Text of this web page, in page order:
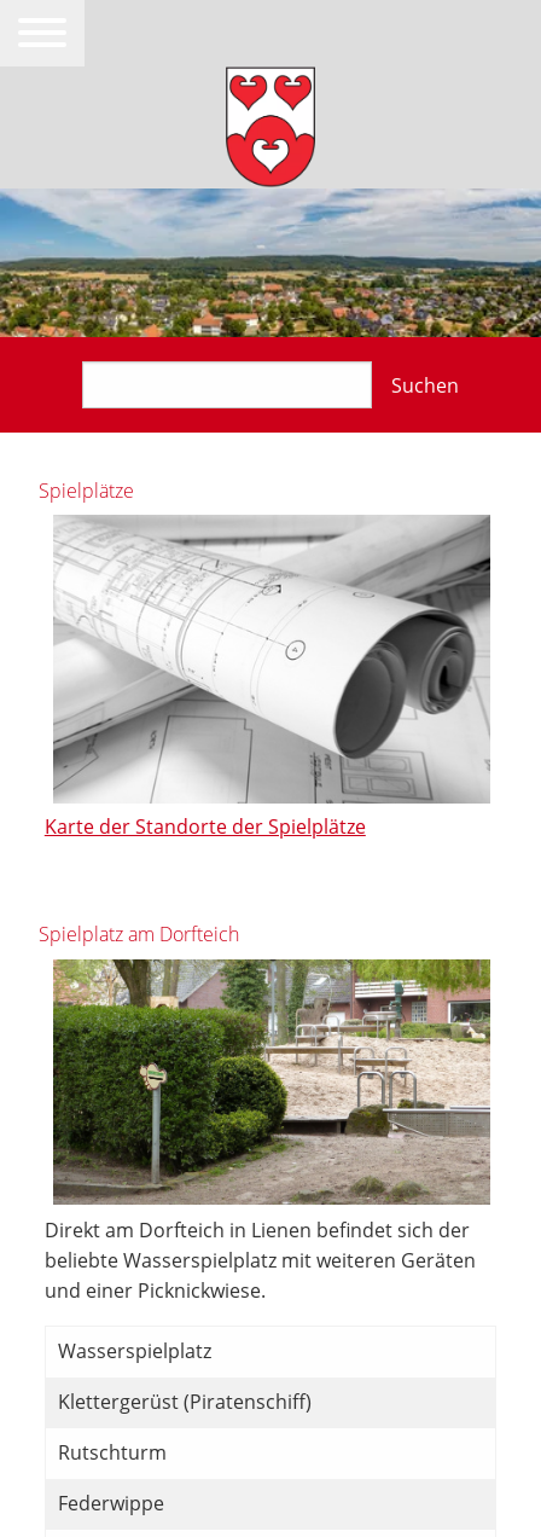
Suchen
Spielplätze
Karte der Standorte der Spielplätze
Spielplatz am Dorfteich
Direkt am Dorfteich in Lienen befindet sich der
beliebte Wasserspielplatz mit weiteren Geräten
und einer Picknickwiese.
Wasserspielplatz
Klettergerüst (Piratenschiff)
Rutschturm
Federwippe